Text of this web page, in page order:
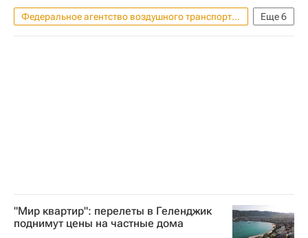
Еще6
Федеральное агентство воздушного транспорта (Росавиация)
Геленджик
Сочи
Аэрофлот
"Мир квартир": перелеты в Геленджик
поднимут цены на частные дома